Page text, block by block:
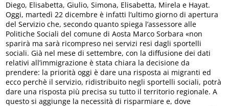
Diego, Elisabetta, Giulio, Simona, Elisabetta, Mirela e Hayat.
Oggi, martedì 22 dicembre è infatti l’ultimo giorno di apertura
del Servizio che, secondo quanto spiega l’assessore alle
Politiche Sociali del comune di Aosta Marco Sorbara «non
sparirà ma sarà ricompreso nei servizi resi dagli sportelli
sociali. Già nel mese di settembre, con la diffusione dei dati
relativi all’immigrazione è stata chiara la decisione da
prendere: la priorità oggi è dare una risposta ai migranti ed
ecco perchè il servizio, ridistribuito negli sportelli sociali, potrà
dare una risposta più precisa su tutto il territorio regionale. A
questo si aggiunge la necessità di risparmiare e, dove